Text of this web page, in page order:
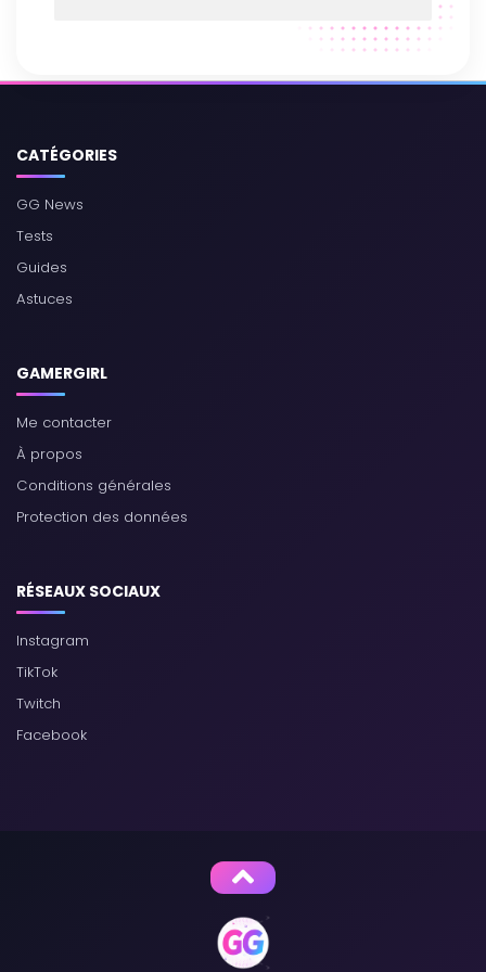
CATÉGORIES
GG News
Tests
Guides
Astuces
GAMERGIRL
Me contacter
À propos
Conditions générales
Protection des données
RÉSEAUX SOCIAUX
Instagram
TikTok
Twitch
Facebook